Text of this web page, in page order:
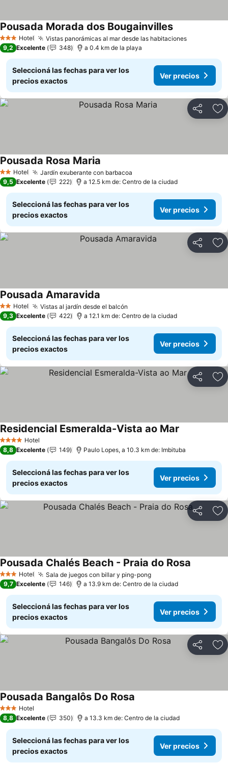
3 Estrellas
Hotel Vistas panorámicas al mar desde las habitaciones
Pousada Morada dos Bougainvilles
9,2 Excelente 348 a 0.4 km de la playa
Seleccioná las fechas para ver los
precios exactos
Ver precios
Compartir
2 Estrellas
Hotel Jardín exuberante con barbacoa
Pousada Rosa Maria
9,5 Excelente 222 a 12.5 km de: Centro de la ciudad
Seleccioná las fechas para ver los
precios exactos
Ver precios
Compartir
2 Estrellas
Hotel Vistas al jardín desde el balcón
Pousada Amaravida
9,3 Excelente 422 a 12.1 km de: Centro de la ciudad
Seleccioná las fechas para ver los
precios exactos
Ver precios
Compartir
4 EstrellasHotel
Residencial Esmeralda-Vista ao Mar
8,8 Excelente 149 Paulo Lopes, a 10.3 km de: Imbituba
Seleccioná las fechas para ver los
precios exactos
Ver precios
Compartir
3 Estrellas
Hotel Sala de juegos con billar y ping-pong
Pousada Chalés Beach - Praia do Rosa
9,7 Excelente 146 a 13.9 km de: Centro de la ciudad
Seleccioná las fechas para ver los
precios exactos
Ver precios
Compartir
3 Estrellas
Hotel
Pousada Bangalôs Do Rosa
8,8 Excelente 350 a 13.3 km de: Centro de la ciudad
Seleccioná las fechas para ver los
precios exactos
Ver precios